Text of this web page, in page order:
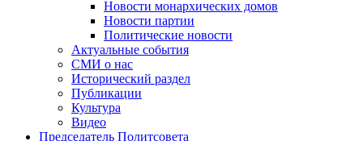
Новости монархических домов
Новости партии
Политические новости
Актуальные события
СМИ о нас
Исторический раздел
Публикации
Культура
Видео
Председатель Политсовета